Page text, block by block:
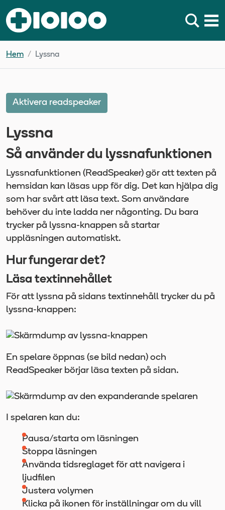
Hem Lyssna
Aktivera readspeaker
Lyssna
Så använder du lyssnafunktionen
Lyssnafunktionen (ReadSpeaker) gör att texten på
hemsidan kan läsas upp för dig. Det kan hjälpa dig
som har svårt att läsa text. Som användare
behöver du inte ladda ner någonting. Du bara
trycker på lyssna-knappen så startar
uppläsningen automatiskt.
Hur fungerar det?
Läsa textinnehållet
För att lyssna på sidans textinnehåll trycker du på
lyssna-knappen:
En spelare öppnas (se bild nedan) och
ReadSpeaker börjar läsa texten på sidan.
I spelaren kan du:
Pausa/starta om läsningen
Stoppa läsningen
Använda tidsreglaget för att navigera i
ljudfilen
Justera volymen
Klicka på ikonen för inställningar om du vill